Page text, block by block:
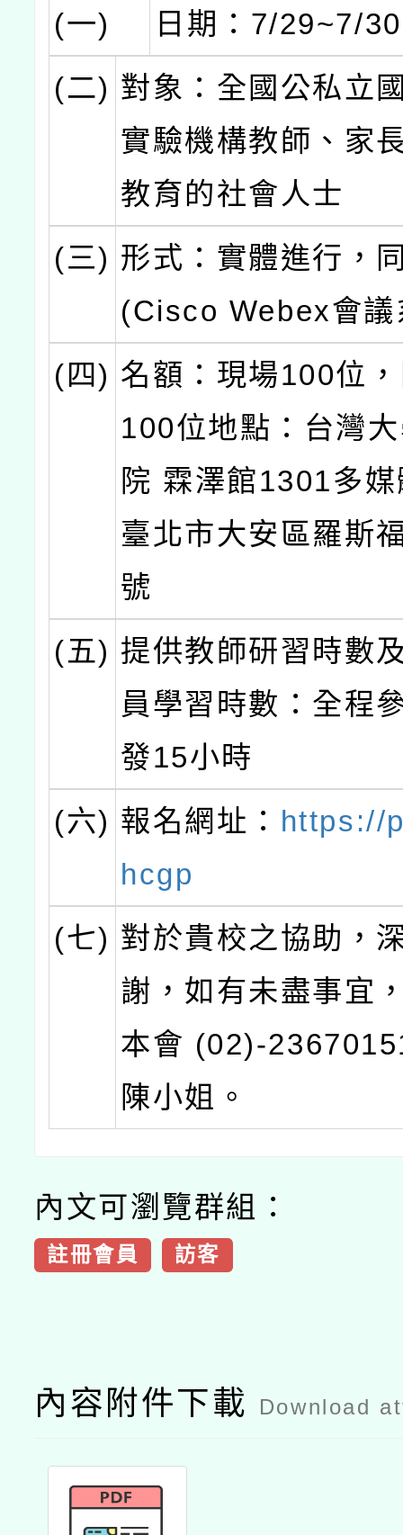
(一)
日期：7/29~7/30
(二) 對象：全國公私立
實驗機構教師、家
教育的社會人士
(三) 形式：實體進行，
(Cisco Webex會議
(四) 名額：現場100位
100位地點：台灣
院 霖澤館1301多
臺北市大安區羅斯
號
(五) 提供教師研習時數
員學習時數：全程
發15小時
(六) 報名網址： https://
hcgp
(七) 對於貴校之協助，
謝，如有未盡事宜
本會 (02)-
陳小姐。
內文可瀏覽群組：
註冊會員 訪客
內容附件下載 Download